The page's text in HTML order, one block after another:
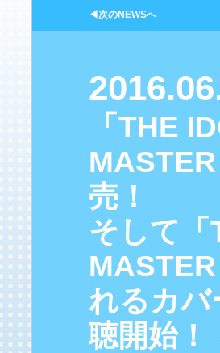
◀次のNEWSへ
「THE
売！
そして
れるカバ
聴開始！